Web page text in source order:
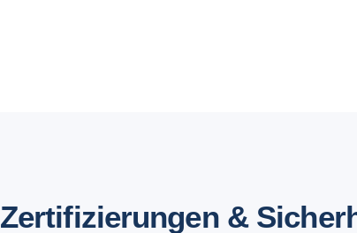
Zertifizierungen &